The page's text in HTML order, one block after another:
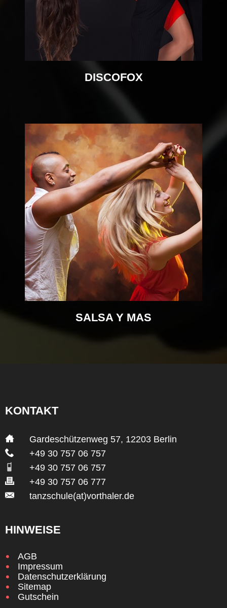
DISCOFOX
SALSA Y MAS
KONTAKT
Gardeschützenweg 57, 12203 Berlin
+49 30 757 06 757
+49 30 757 06 757
+49 30 757 06 777
tanzschule(at)vorthaler.de
HINWEISE
AGB
Impressum
Datenschutzerklärung
Sitemap
Gutschein